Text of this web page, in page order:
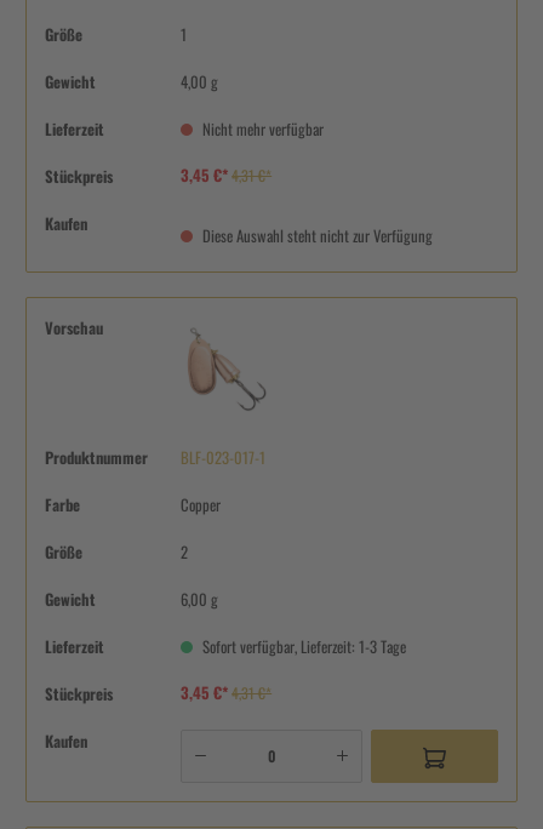
Größe 1
Gewicht 4,00 g
Lieferzeit Nicht mehr verfügbar
Stückpreis 3,45 €*4,31 €*
Kaufen
Diese Auswahl steht nicht zur Verfügung
Vorschau
Produktnummer BLF-023-017-1
Farbe Copper
Größe 2
Gewicht 6,00 g
Lieferzeit Sofort verfügbar, Lieferzeit: 1-3 Tage
Stückpreis 3,45 €*4,31 €*
Kaufen